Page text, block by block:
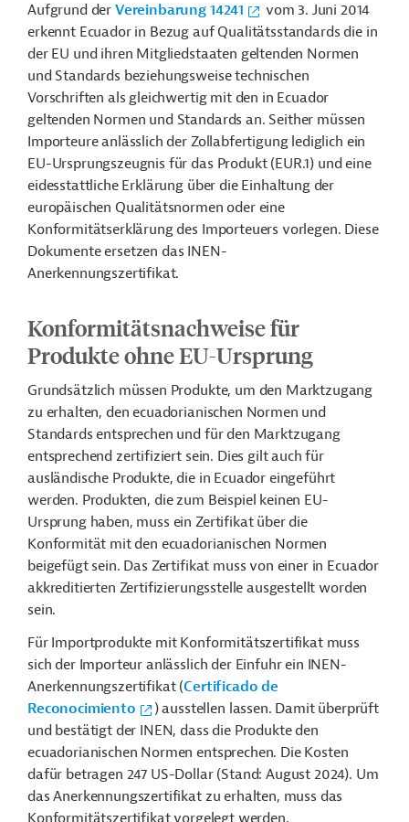
Aufgrund der Vereinbarung 14241
vom 3. Juni 2014
erkennt Ecuador in Bezug auf Qualitätsstandards die in
der EU und ihren Mitgliedstaaten geltenden Normen
und Standards beziehungsweise technischen
Vorschriften als gleichwertig mit den in Ecuador
geltenden Normen und Standards an. Seither müssen
Importeure anlässlich der Zollabfertigung lediglich ein
EU-Ursprungszeugnis für das Produkt (EUR.1) und eine
eidesstattliche Erklärung über die Einhaltung der
europäischen Qualitätsnormen oder eine
Konformitätserklärung des Importeuers vorlegen. Diese
Dokumente ersetzen das INEN-
Anerkennungszertifikat.
Konformitätsnachweise für
Produkte ohne EU-Ursprung
Grundsätzlich müssen Produkte, um den Marktzugang
zu erhalten, den ecuadorianischen Normen und
Standards entsprechen und für den Marktzugang
entsprechend zertifiziert sein. Dies gilt auch für
ausländische Produkte, die in Ecuador eingeführt
werden. Produkten, die zum Beispiel keinen EU-
Ursprung haben, muss ein Zertifikat über die
Konformität mit den ecuadorianischen Normen
beigefügt sein. Das Zertifikat muss von einer in Ecuador
akkreditierten Zertifizierungsstelle ausgestellt worden
sein.
Für Importprodukte mit Konformitätszertifikat muss
sich der Importeur anlässlich der Einfuhr ein INEN-
Anerkennungszertifikat (Certificado de
Reconocimiento
) ausstellen lassen. Damit überprüft
und bestätigt der INEN, dass die Produkte den
ecuadorianischen Normen entsprechen. Die Kosten
dafür betragen 247 US-Dollar (Stand: August 2024). Um
das Anerkennungszertifikat zu erhalten, muss das
Konformitätszertifikat vorgelegt werden.